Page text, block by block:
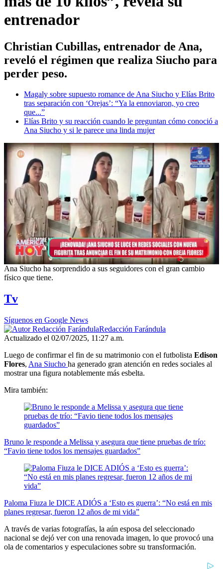
entrenador
Christian Cubillas, entrenador de Ana,
reveló el régimen que realiza Siucho para
perder peso.
Magaly sobre supuesto romance de Ana Siucho y Elías Brito
tras separación con ‘Orejas’: “Ya la ennoviaron, yo creo
que...”
Elías Brito y su reacción cuando le preguntan cómo conoció a
Ana Siucho y si le parece una linda mujer
Ana Siucho ha sorprendido a sus seguidores con el gran cambio
físico que tiene.
Tv
Síguenos en Google News
Redacción Farándula
Actualizado el 02/07/2025, 11:27 a.m.
Luego de confirmar el fin de su matrimonio con el futbolista Edison
Flores, Ana Siucho ha generado gran atención en redes sociales al
mostrar una figura notablemente más esbelta.
Mira también:
Bruno le responde a Melissa y asegura que tiene pruebas de trío:
“Favio tiene todos los mensajes guardados”
Paloma Fiuza le DICE ADIÓS a ‘Esto es guerra’: “No está en mis
planes regresar, fueron 12 años de mi vida”
A través de varias fotografías, la aún esposa del seleccionado
nacional se dejó ver con una renovada imagen, lo que provocó una
ola de comentarios y especulaciones sobre su transformación.